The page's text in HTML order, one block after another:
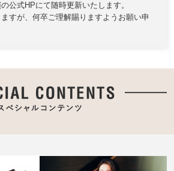
公式HPにて随時更新いたします。
すが、何卒ご理解賜りますようお願い申